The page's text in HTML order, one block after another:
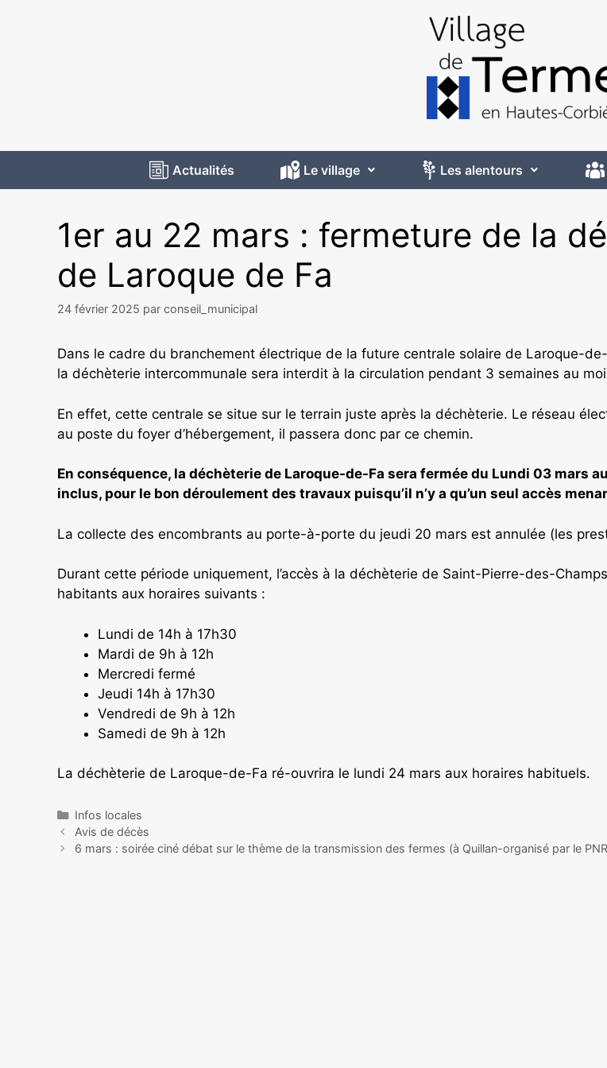
Actualités Le village Les alentours
1er au 22 mars : fermeture de la
de Laroque de Fa
24 février 2025 par conseil_municipal
Dans le cadre du branchement électrique de la future centrale solaire de Laroque-de-
la déchèterie intercommunale sera interdit à la circulation pendant 3 semaines au
En effet, cette centrale se situe sur le terrain juste après la déchèterie. Le réseau
au poste du foyer d’hébergement, il passera donc par ce chemin.
En conséquence, la déchèterie de Laroque-de-Fa sera fermée du Lundi 03 mars
inclus, pour le bon déroulement des travaux puisqu’il n’y a qu’un seul accès
La collecte des encombrants au porte-à-porte du jeudi 20 mars est annulée (les
Durant cette période uniquement, l’accès à la déchèterie de Saint-Pierre-des-
habitants aux horaires suivants :
Lundi de 14h à 17h30
Mardi de 9h à 12h
Mercredi fermé
Jeudi 14h à 17h30
Vendredi de 9h à 12h
Samedi de 9h à 12h
La déchèterie de Laroque-de-Fa ré-ouvrira le lundi 24 mars aux horaires habituels.
Infos locales
Avis de décès
6 mars : soirée ciné débat sur le thème de la transmission des fermes (à Quillan-organisé par le